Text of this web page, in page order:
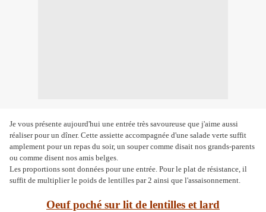
Je vous présente aujourd'hui une entrée très savoureuse que j'aime aussi
réaliser pour un dîner. Cette assiette accompagnée d'une salade verte suffit
amplement pour un repas du soir, un souper comme disait nos grands-parents
ou comme disent nos amis belges.
Les proportions sont données pour une entrée. Pour le plat de résistance, il
suffit de multiplier le poids de lentilles par 2 ainsi que l'assaisonnement.
Oeuf poché sur lit de lentilles et lard